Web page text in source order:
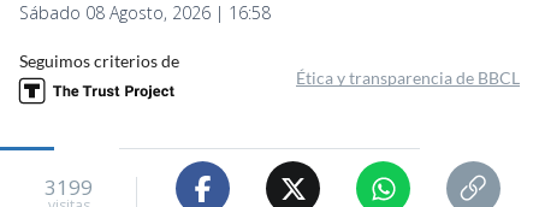
Sábado 08 Agosto, 2026 | 16:58
Seguimos criterios de
Ética y transparencia de BBCL
3199